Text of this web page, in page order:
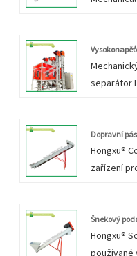
izolačních
šrotu,
drcení
separátor
Zařízení
vodivostí
Dopravní
Hongxu®
zařízení
Šnekový
Hongxu®
používané